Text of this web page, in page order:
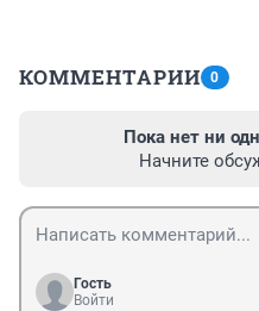
КОММЕНТАРИИ 0
Пока нет ни
Начните
Гость
Войти